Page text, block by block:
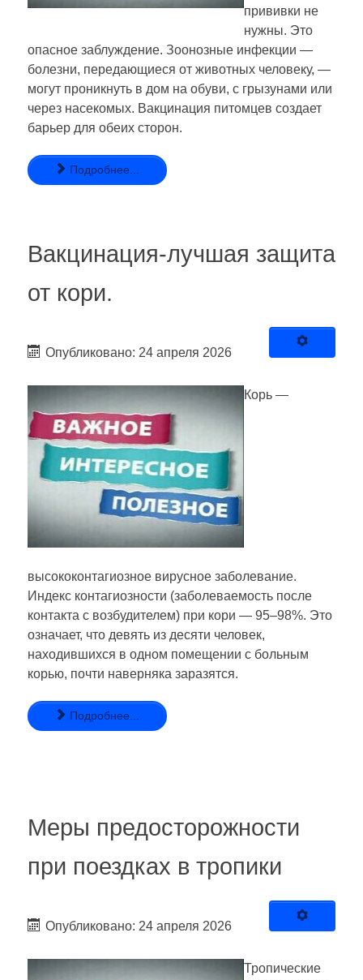
прививки не
нужны. Это
опасное заблуждение. Зоонозные инфекции —
болезни, передающиеся от животных человеку, —
могут проникнуть в дом на обуви, с грызунами или
через насекомых. Вакцинация питомцев создает
барьер для обеих сторон.
Подробнее...
Вакцинация-лучшая защита
от кори.
Опубликовано: 24 апреля 2026
Корь —
высококонтагиозное вирусное заболевание.
Индекс контагиозности (заболеваемость после
контакта с возбудителем) при кори — 95–98%. Это
означает, что девять из десяти человек,
находившихся в одном помещении с больным
корью, почти наверняка заразятся.
Подробнее...
Меры предосторожности
при поездках в тропики
Опубликовано: 24 апреля 2026
Тропические